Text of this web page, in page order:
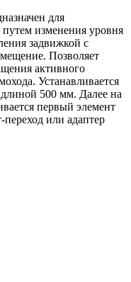
для
изменения уровня
задвижкой с
Позволяет
активного
Устанавливается
500 мм. Далее на
первый элемент
или адаптер